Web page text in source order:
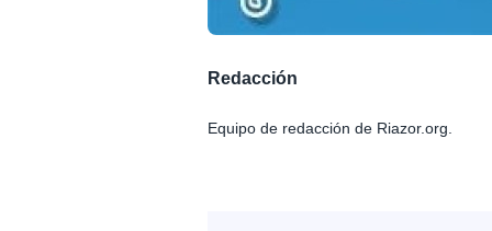
Redacción
Equipo de redacción de Riazor.org.